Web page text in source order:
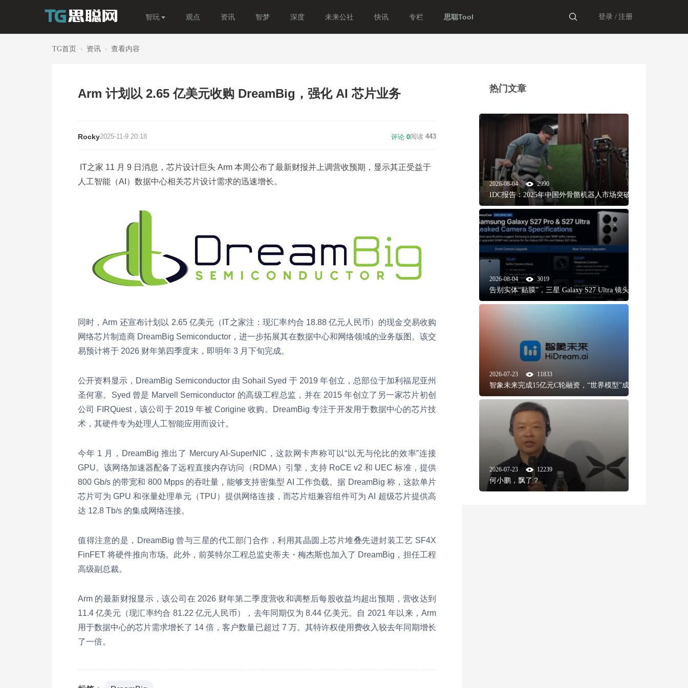
智玩 观点 资讯 智梦 深度 未来公社 快讯 专栏 思聪Tool 登录 / 注册
TG首页 › 资讯 › 查看内容
Arm 计划以 2.65 亿美元收购 DreamBig，强化 AI 芯片业务
Rocky2025-11-9 20:18 评论 0阅读 443
IT之家 11 月 9 日消息，芯片设计巨头 Arm 本周公布了最新财报并上调营收预期，显示其正受益于
人工智能（AI）数据中心相关芯片设计需求的迅速增长。
同时，Arm 还宣布计划以 2.65 亿美元（IT之家注：现汇率约合 18.88 亿元人民币）的现金交易收购
网络芯片制造商 DreamBig Semiconductor，进一步拓展其在数据中心和网络领域的业务版图。该交
易预计将于 2026 财年第四季度末，即明年 3 月下旬完成。
公开资料显示，DreamBig Semiconductor 由 Sohail Syed 于 2019 年创立，总部位于加利福尼亚州
圣何塞。Syed 曾是 Marvell Semiconductor 的高级工程总监，并在 2015 年创立了另一家芯片初创
公司 FIRQuest，该公司于 2019 年被 Corigine 收购。DreamBig 专注于开发用于数据中心的芯片技
术，其硬件专为处理人工智能应用而设计。
今年 1 月，DreamBig 推出了 Mercury AI-SuperNIC，这款网卡声称可以“以无与伦比的效率”连接
GPU。该网络加速器配备了远程直接内存访问（RDMA）引擎，支持 RoCE v2 和 UEC 标准，提供
800 Gb/s 的带宽和 800 Mpps 的吞吐量，能够支持密集型 AI 工作负载。据 DreamBig 称，这款单片
芯片可为 GPU 和张量处理单元（TPU）提供网络连接，而芯片组兼容组件可为 AI 超级芯片提供高
达 12.8 Tb/s 的集成网络连接。
值得注意的是，DreamBig 曾与三星的代工部门合作，利用其晶圆上芯片堆叠先进封装工艺 SF4X
FinFET 将硬件推向市场。此外，前英特尔工程总监史蒂夫・梅杰斯也加入了 DreamBig，担任工程
高级副总裁。
Arm 的最新财报显示，该公司在 2026 财年第二季度营收和调整后每股收益均超出预期，营收达到
11.4 亿美元（现汇率约合 81.22 亿元人民币），去年同期仅为 8.44 亿美元。自 2021 年以来，Arm
用于数据中心的芯片需求增长了 14 倍，客户数量已超过 7 万。其特许权使用费收入较去年同期增长
了一倍。
热门文章
2026-08-04 2990
IDC报告：2025年中国外骨骼机器人市场突破16亿
元，消费助力出货
2026-08-04 3019
告别实体“贴膜”，三星 Galaxy S27 Ultra 镜头喷墨工
艺与光学革
2026-07-23 11833
智象未来完成15亿元C轮融资，“世界模型”成为AI资
本新风口
2026-07-23 12239
何小鹏，飘了？